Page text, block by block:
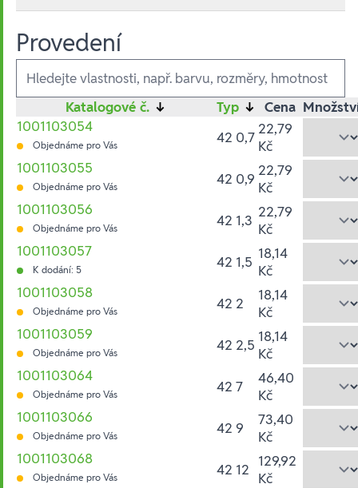
Provedení
Ausführungen
Katalogové č. ↓ Typ ↓ Cena
1001103054
Objednáme pro Vás 42 0,7 22,79
Kč
1001103055
Objednáme pro Vás 42 0,9 22,79
Kč
1001103056
Objednáme pro Vás 42 1,3 22,79
Kč
1001103057
K dodání: 5 42 1,5 18,14
Kč
1001103058
Objednáme pro Vás 42 2
18,14
Kč
1001103059
Objednáme pro Vás 42 2,5 18,14
Kč
1001103064
Objednáme pro Vás 42 7
46,40
Kč
1001103066
Objednáme pro Vás 42 9
73,40
Kč
1001103068
Objednáme pro Vás 42 12 129,92
Kč